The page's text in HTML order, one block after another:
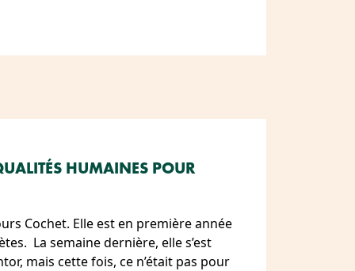
HUMAINES POUR
Cochet. Elle est en première année
La semaine dernière, elle s’est
mais cette fois, ce n’était pas pour